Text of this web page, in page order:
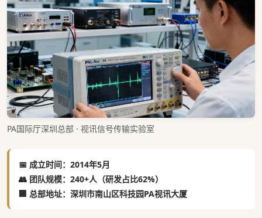
PA国际厅深圳总部 · 视讯信号传输实验室
📅 成立时间：2014年5月
👥 团队规模：240+人（研发占比62%）
🏢 总部地址：深圳市南山区科技园PA视讯大厦